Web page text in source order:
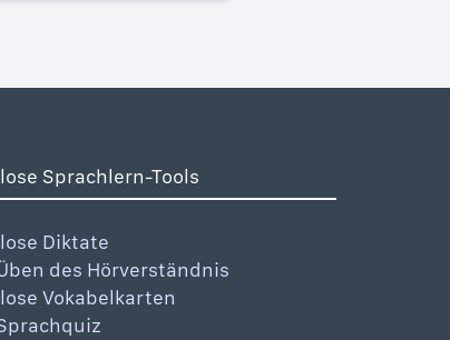
Sprachlern-Tools
Diktate
des Hörverständnis
Vokabelkarten